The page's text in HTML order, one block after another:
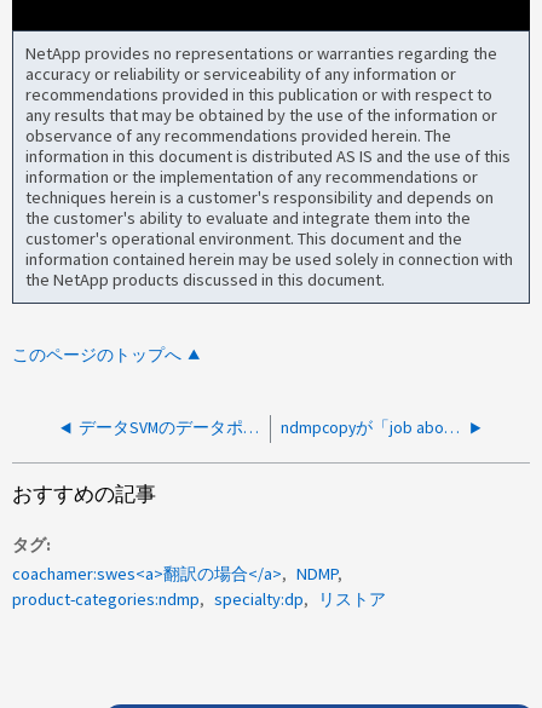
NetApp provides no representations or warranties regarding the
accuracy or reliability or serviceability of any information or
recommendations provided in this publication or with respect to
any results that may be obtained by the use of the information or
observance of any recommendations provided herein. The
information in this document is distributed AS IS and the use of this
information or the implementation of any recommendations or
techniques herein is a customer's responsibility and depends on
the customer's ability to evaluate and integrate them into the
customer's operational environment. This document and the
information contained herein may be used solely in connection with
the NetApp products discussed in this document.
このページのトップへ
データSVMのデータポート範囲の変更はサポートされていません ndmpcopyが「job aborted」または「Write to socket failed」で失敗する
おすすめの記事
タグ
coachamer:swes<a>翻訳の場合</a>
NDMP
product-categories:ndmp
specialty:dp リストア